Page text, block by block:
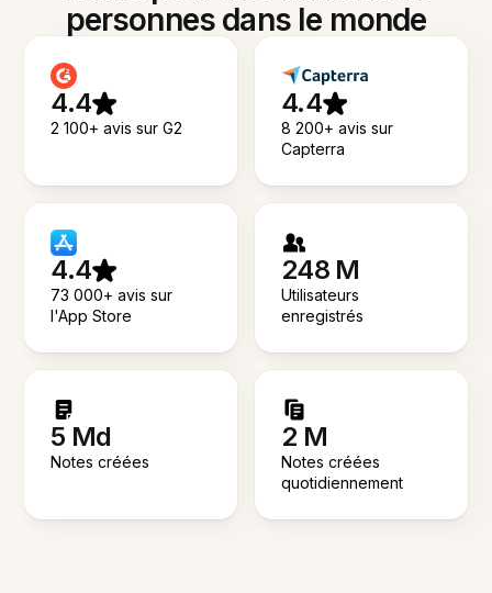
personnes dans le monde
4.4
2 100+ avis sur G2
4.4
8 200+ avis sur
Capterra
4.4
73 000+ avis sur
l'App Store
248 M
Utilisateurs
enregistrés
5 Md
Notes créées
2 M
Notes créées
quotidiennement